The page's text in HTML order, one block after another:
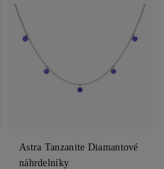
Astra Tanzanite Diamantové
náhrdelníky